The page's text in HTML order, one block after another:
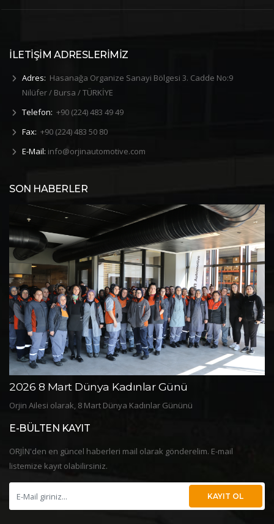
İLETİŞİM ADRESLERİMİZ
Adres: Hasanağa Organize Sanayi Bölgesi 3. Cadde No:9
Nilüfer / Bursa / TÜRKİYE
Telefon: +90 (224) 483 49 49
Fax: +90 (224) 483 50 80
E-Mail: info@orjinautomotive.com
SON HABERLER
2026 8 Mart Dünya Kadınlar Günü
Orjin Ailesi olarak, 8 Mart Dünya Kadınlar Gününü
E-BÜLTEN KAYIT
ORJİN'den en güncel haberleri mail olarak gönderelim. E-mail
listemize kayıt olabilirsiniz.
KAYIT OL